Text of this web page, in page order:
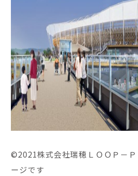
©2021株式会社瑞穂ＬＯＯＰ－
ージです